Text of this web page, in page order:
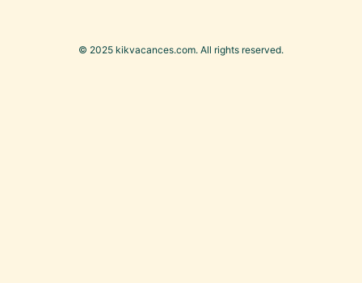
© 2025 kikvacances.com. All rights reserved.